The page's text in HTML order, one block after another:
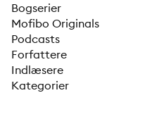
Bogserier
Mofibo Originals
Podcasts
Forfattere
Indlæsere
Kategorier